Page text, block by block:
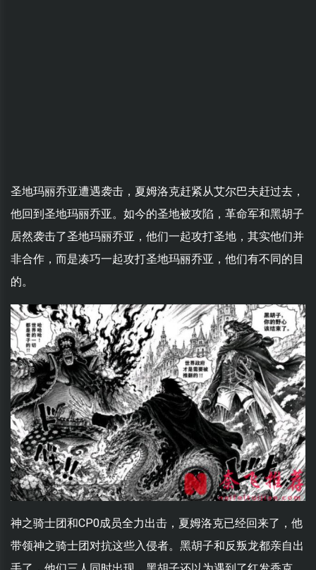
圣地玛丽乔亚遭遇袭击，夏姆洛克赶紧从艾尔巴夫赶过去，
他回到圣地玛丽乔亚。如今的圣地被攻陷，革命军和黑胡子
居然袭击了圣地玛丽乔亚，他们一起攻打圣地，其实他们并
非合作，而是凑巧一起攻打圣地玛丽乔亚，他们有不同的目
的。
神之骑士团和CP0成员全力出击，夏姆洛克已经回来了，他
带领神之骑士团对抗这些入侵者。黑胡子和反叛龙都亲自出